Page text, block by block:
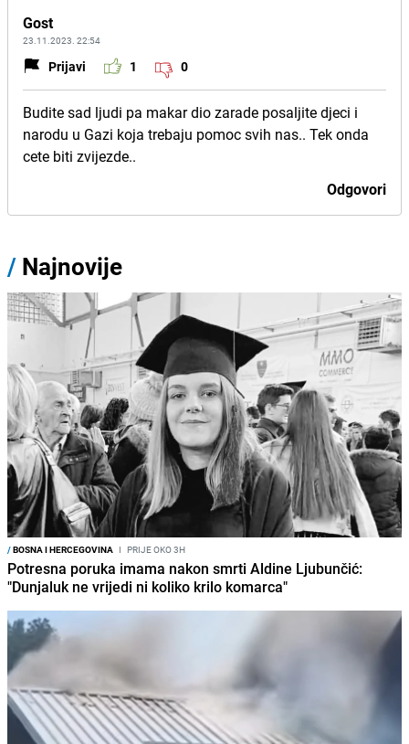
Gost
23.11.2023. 22:54
Prijavi 1 0
Budite sad ljudi pa makar dio zarade posaljite djeci i
narodu u Gazi koja trebaju pomoc svih nas.. Tek onda
cete biti zvijezde..
Odgovori
/ Najnovije
/BOSNA I HERCEGOVINA I PRIJE OKO 3H
Potresna poruka imama nakon smrti Aldine Ljubunčić:
"Dunjaluk ne vrijedi ni koliko krilo komarca"